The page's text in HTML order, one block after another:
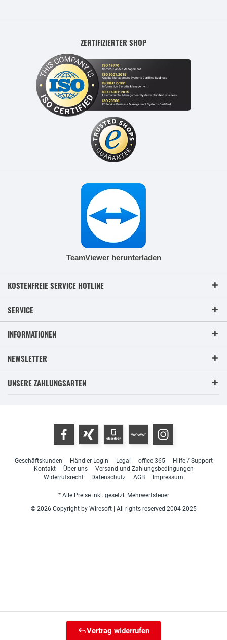
ZERTIFIZIERTER SHOP
TeamViewer herunterladen
KOSTENFREIE SERVICE HOTLINE
SERVICE
INFORMATIONEN
NEWSLETTER
UNSERE ZAHLUNGSARTEN
Geschäftskunden Händler-Login Legal office-365
Hilfe / Support
Kontakt
Über uns
Versand und Zahlungsbedingungen
Widerrufsrecht
Datenschutz AGB Impressum
* Alle Preise inkl. gesetzl. Mehrwertsteuer
© 2026 Copyright by Wiresoft | All rights reserved 2004-2025
Vertrag widerrufen